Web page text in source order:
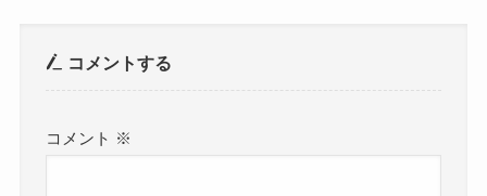
コメントする
コメント ※